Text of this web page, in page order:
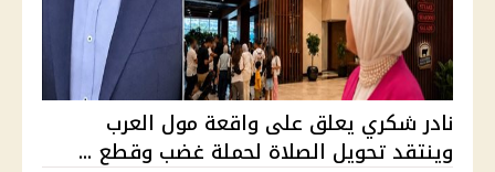
نادر شكري يعلق على واقعة مول العرب
وينتقد تحويل الصلاة لحملة غضب وقطع ...